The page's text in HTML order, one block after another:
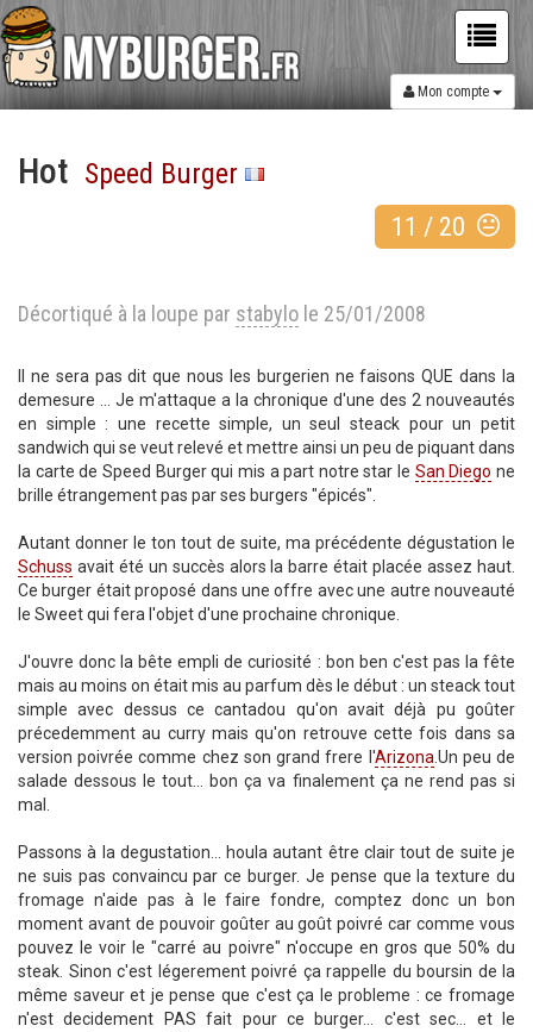
Mon compte
Hot Speed Burger
11 / 20
Décortiqué à la loupe par stabylo le 25/01/2008
Il ne sera pas dit que nous les burgerien ne faisons QUE dans la
demesure ... Je m'attaque a la chronique d'une des 2 nouveautés
en simple : une recette simple, un seul steack pour un petit
sandwich qui se veut relevé et mettre ainsi un peu de piquant dans
la carte de Speed Burger qui mis a part notre star le San Diego ne
brille étrangement pas par ses burgers "épicés".
Autant donner le ton tout de suite, ma précédente dégustation le
Schuss avait été un succès alors la barre était placée assez haut.
Ce burger était proposé dans une offre avec une autre nouveauté
le Sweet qui fera l'objet d'une prochaine chronique.
J'ouvre donc la bête empli de curiosité : bon ben c'est pas la fête
mais au moins on était mis au parfum dès le début : un steack tout
simple avec dessus ce cantadou qu'on avait déjà pu goûter
précedemment au curry mais qu'on retrouve cette fois dans sa
version poivrée comme chez son grand frere l'Arizona .Un peu de
salade dessous le tout... bon ça va finalement ça ne rend pas si
mal.
Passons à la degustation... houla autant être clair tout de suite je
ne suis pas convaincu par ce burger. Je pense que la texture du
fromage n'aide pas à le faire fondre, comptez donc un bon
moment avant de pouvoir goûter au goût poivré car comme vous
pouvez le voir le "carré au poivre" n'occupe en gros que 50% du
steak. Sinon c'est légerement poivré ça rappelle du boursin de la
même saveur et je pense que c'est ça le probleme : ce fromage
n'est decidement PAS fait pour ce burger... c'est sec... et le